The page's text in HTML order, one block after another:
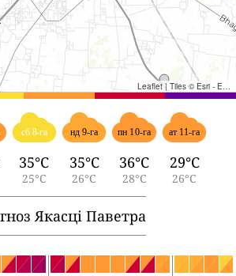
Leaflet| Tiles © Esri - Esri, DeLorme, NAVTEQ, TomTom, Intermap, iPC, USGS, FAO, NPS, NRCAN, GeoBase, Kadaster NL, Ordnance Survey, Esri Japan, METI, Esri China (Hong Kong), and the GIS User Community
сб 8-га
35°C
25°C
нд 9-га
35°C
26°C
пн 10-га
36°C
28°C
ат 11-га
29°C
26°C
Якасці Паветра